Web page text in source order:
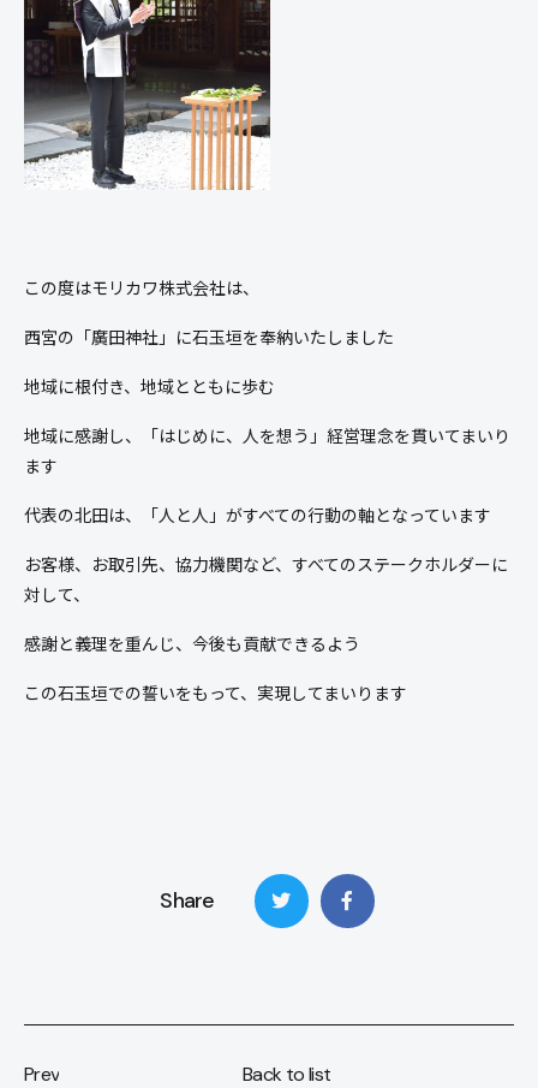
この度はモリカワ株式会社は、
西宮の「廣田神社」に石玉垣を奉納いたしました
地域に根付き、地域とともに歩む
地域に感謝し、「はじめに、人を想う」経営理念を貫いてまいり
ます
代表の北田は、「人と人」がすべての行動の軸となっています
お客様、お取引先、協力機関など、すべてのステークホルダーに
対して、
感謝と義理を重んじ、今後も貢献できるよう
この石玉垣での誓いをもって、実現してまいります
Share
Prev Back to list